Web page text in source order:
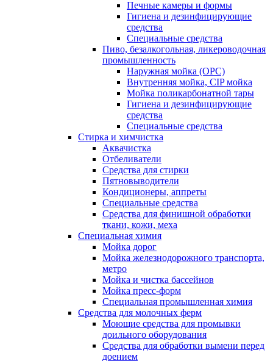
Печные камеры и формы
Гигиена и дезинфицирующие
средства
Специальные средства
Пиво, безалкогольная, ликероводочная
промышленность
Наружная мойка (ОРС)
Внутренняя мойка, CIP мойка
Мойка поликарбонатной тары
Гигиена и дезинфицирующие
средства
Специальные средства
Стирка и химчистка
Аквачистка
Отбеливатели
Средства для стирки
Пятновыводители
Кондиционеры, аппреты
Специальные средства
Средства для финишной обработки
ткани, кожи, меха
Специальная химия
Мойка дорог
Мойка железнодорожного транспорта,
метро
Мойка и чистка бассейнов
Мойка пресс-форм
Специальная промышленная химия
Средства для молочных ферм
Моющие средства для промывки
доильного оборудования
Средства для обработки вымени перед
доением